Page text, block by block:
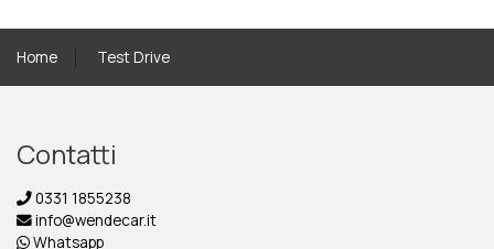
Home Test Drive
Contatti
0331 1855238
info@wendecar.it
Whatsapp